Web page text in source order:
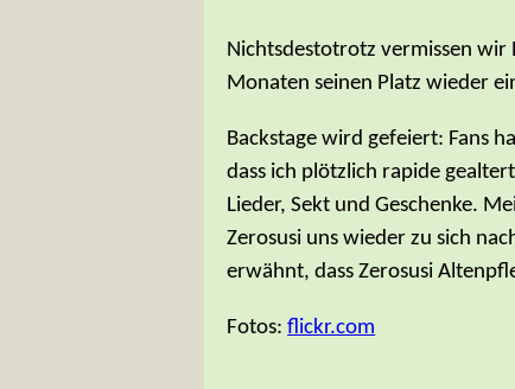
Nichtsdestotrotz vermissen wir
Monaten seinen Platz wieder
Backstage wird gefeiert: Fans
dass ich plötzlich rapide
Lieder, Sekt und Geschenke.
Zerosusi uns wieder zu sich
erwähnt, dass Zerosusi
Fotos:flickr.com